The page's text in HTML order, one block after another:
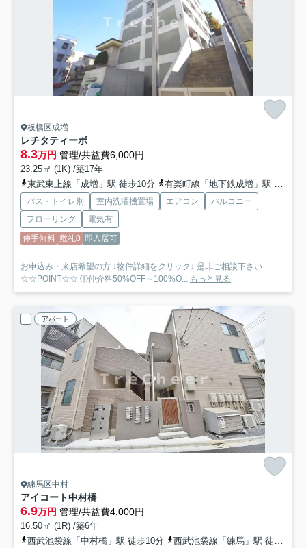
板橋区成増
レチタティーボ
8.3万円 管理/共益費6,000円
23.25㎡ (1K) /築17年
東武東上線「成増」駅 徒歩10分
有楽町線「地下鉄成増」駅 徒歩10分
バス・トイレ別 室内洗濯機置場 エアコン
バルコニー
フローリング
電気有
仲手無料 敷礼0 即入居可
お申込み・来店希望の方 ↓物件詳細をクリック↓ 是非ご相談下さい
☆☆POINT☆☆ ①仲介料50%OFF～100%O...
もっと見る
アパート
練馬区中村
アイコート中村橋
6.9万円 管理/共益費4,000円
16.50㎡ (1R) /築6年
西武池袋線「中村橋」駅 徒歩10分
西武池袋線「練馬」駅 徒歩15分